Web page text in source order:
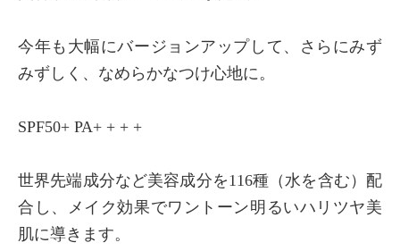
今年も大幅にバージョンアップして、さらにみず
みずしく、なめらかなつけ心地に。
SPF50+ PA+ + + +
世界先端成分など美容成分を116種（水を含む）配
合し、メイク効果でワントーン明るいハリツヤ美
肌に導きます。